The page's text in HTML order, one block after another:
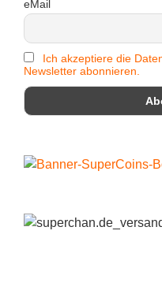
eMail
Ich akzeptiere die
Newsletter abonnieren.